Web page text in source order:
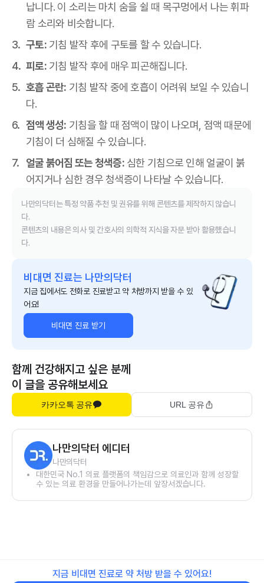
납니다. 이 소리는 마치 숨을 쉴 때 목구멍에서 나는 휘파
람 소리와 비슷합니다.
구토:기침 발작 후에 구토를 할 수 있습니다.
피로:기침 발작 후에 매우 피곤해집니다.
호흡 곤란: 기침 발작 중에 호흡이 어려워 보일 수 있습니
다.
점액 생성: 기침을 할 때 점액이 많이 나오며, 점액 때문에
기침이 더 심해질 수 있습니다.
얼굴 붉어짐 또는 청색증:심한 기침으로 인해 얼굴이 붉
어지거나 심한 경우 청색증이 나타날 수 있습니다.
나만의닥터는 특정 약품 추천 및 권유를 위해 콘텐츠를 제작하지 않습니
다.
콘텐츠의 내용은 의사 및 간호사의 의학적 지식을 자문 받아 활용했습니
다.
비대면 진료는 나만의닥터
지금 집에서도 전화로 진료받고 약 처방까지 받을 수 있
어요!
비대면 진료 받기
함께 건강해지고 싶은 분께
이 글을 공유해보세요
카카오톡 공유 URL 공유
나만의닥터 에디터
나만의닥터
대한민국 No.1 의료 플랫폼의 책임감으로 의료인과 함께 성장할
수 있는 의료 환경을 만들어나가는데 앞장서겠습니다.
지금 비대면 진료로 약 처방 받을 수 있어요!